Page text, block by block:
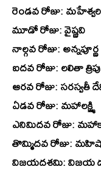
రెండవ రోజు: మహేశ్వరి
మూడో రోజు: వైష్ణవి
నాల్గవ రోజు: అన్నపూర్ణ
ఐదవ రోజు: లలితా
ఆరవ రోజు: సరస్వతీ
ఏడవ రోజు: మహాలక్ష్మి
ఎనిమిదవ రోజు:
తొమ్మిదవ రోజు:
విజయదశమి: విజయ